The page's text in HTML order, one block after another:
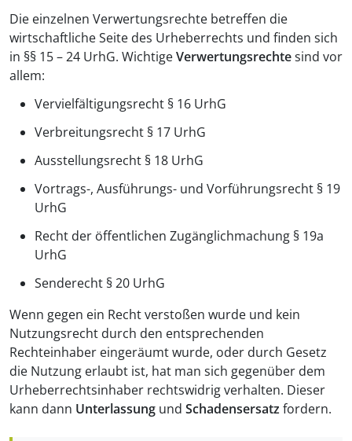
Die einzelnen Verwertungsrechte betreffen die
wirtschaftliche Seite des Urheberrechts und finden sich
in §§ 15 – 24 UrhG. WichtigeVerwertungsrechtesind vor
allem:
Vervielfältigungsrecht § 16 UrhG
Verbreitungsrecht § 17 UrhG
Ausstellungsrecht § 18 UrhG
Vortrags-, Ausführungs- und Vorführungsrecht § 19
UrhG
Recht der öffentlichen Zugänglichmachung § 19a
UrhG
Senderecht § 20 UrhG
Wenn gegen ein Recht verstoßen wurde und kein
Nutzungsrecht durch den entsprechenden
Rechteinhaber eingeräumt wurde, oder durch Gesetz
die Nutzung erlaubt ist, hat man sich gegenüber dem
Urheberrechtsinhaber rechtswidrig verhalten. Dieser
kann dann Unterlassung und Schadensersatzfordern.